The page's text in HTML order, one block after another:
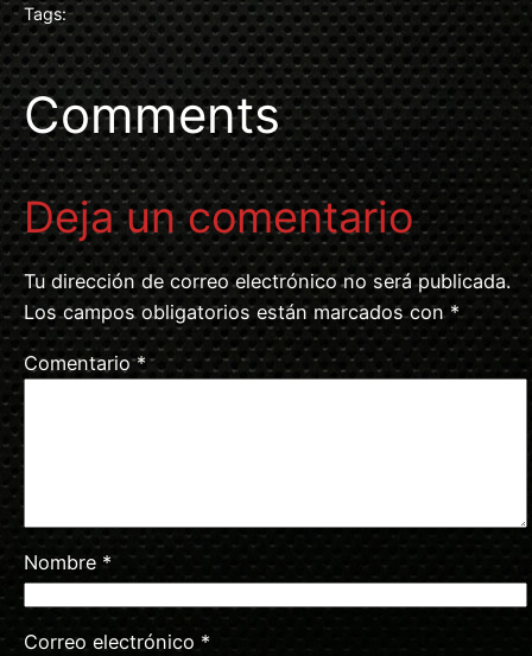
Tags:
Comments
Deja un comentario
Tu dirección de correo electrónico no será publicada.
Los campos obligatorios están marcados con *
Comentario*
Nombre *
Correo electrónico *